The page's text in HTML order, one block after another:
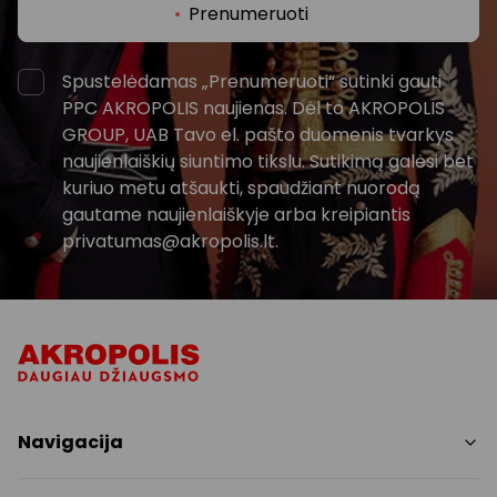
Prenumeruoti
Spustelėdamas „Prenumeruoti“ sutinki gauti
PPC AKROPOLIS naujienas. Dėl to AKROPOLIS
GROUP, UAB Tavo el. pašto duomenis tvarkys
naujienlaiškių siuntimo tikslu. Sutikimą galėsi bet
kuriuo metu atšaukti, spaudžiant nuorodą
gautame naujienlaiškyje arba kreipiantis
privatumas@akropolis.lt.
Navigacija